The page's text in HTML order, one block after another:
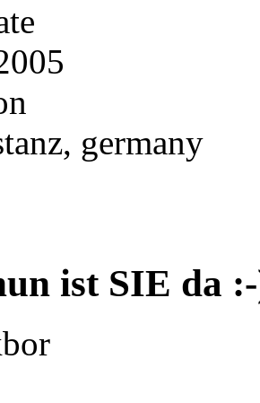
germany
ist SIE da